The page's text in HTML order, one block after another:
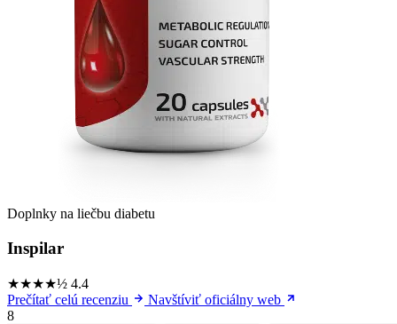
Doplnky na liečbu diabetu
Inspilar
★★★★½ 4.4
Prečítať celú recenziu
Navštíviť oficiálny web
8